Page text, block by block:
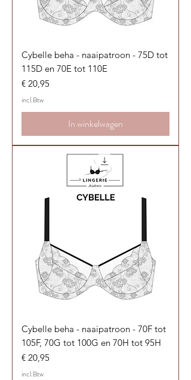
Cybelle beha - naaipatroon - 75D tot
115D en 70E tot 110E
Prijs
€ 20,95
incl.Btw
In winkelwagen
Cybelle beha - naaipatroon - 70F tot
105F, 70G tot 100G en 70H tot 95H
Prijs
€ 20,95
incl.Btw